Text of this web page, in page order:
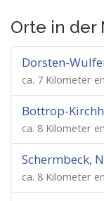
Orte in der
Dorsten-
ca. 7 Kilometer
Bottrop-
ca. 8 Kilometer
Schermbeck,
ca. 8 Kilometer